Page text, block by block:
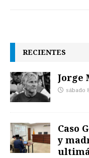
RECIENTES
Jorge
sábado
Caso
y